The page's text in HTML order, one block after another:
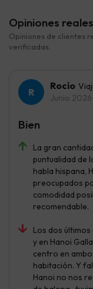
Opiniones reales
Opiniones de clientes
verificadas.
Rocío
Junio 2026
La gran
puntualidad de
habla hispana,
preocupados
comodidad
recomendable.
Los dos
y en Hanoi
centro en
habitación. Y
Hanoi no nos
Bien